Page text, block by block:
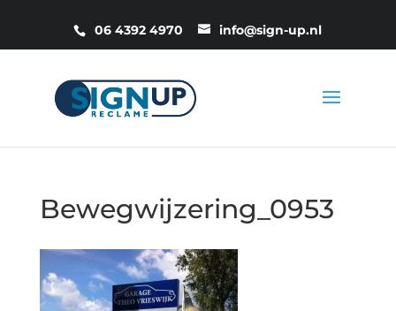
06 4392 4970 info@sign-up.nl
Bewegwijzering_0953